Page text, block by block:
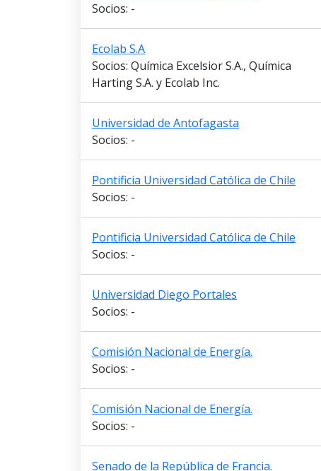
Socios: -
Ecolab S.A
Socios: Química Excelsior S.A., Química
Harting S.A. y Ecolab Inc.
Universidad de Antofagasta
Socios: -
Pontificia Universidad Católica de Chile
Socios: -
Pontificia Universidad Católica de Chile
Socios: -
Universidad Diego Portales
Socios: -
Comisión Nacional de Energía.
Socios: -
Comisión Nacional de Energía.
Socios: -
Senado de la República de Francia.